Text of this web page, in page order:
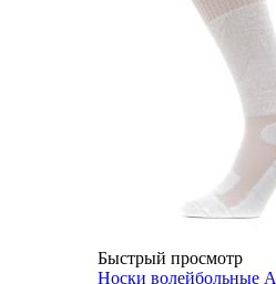
Быстрый просмотр
Носки волейбольные